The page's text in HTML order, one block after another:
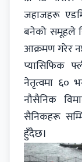
जहाजहरू
बनेको समूहले
आक्रमण गरेर
प्यासिफिक
नेतृत्वमा ६०
नौसैनिक
सैनिकहरू
हुँदैछ।